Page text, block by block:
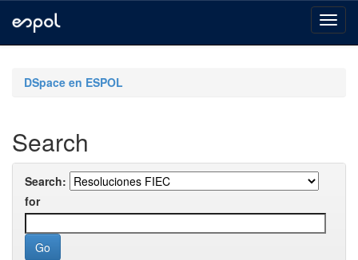
navigationDSpace en ESPOL
Search
Search:
for